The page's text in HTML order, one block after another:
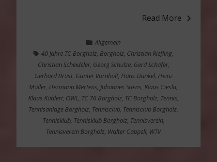
Read More
Allgemein
40 Jahre TC Borgholz, Borgholz, Christian Riefling,
Christian Scheideler, Georg Schulze, Gerd Schäfer,
Gerhard Brast, Günter Vornholt, Hans Dunkel, Heinz
Müller, Hermann Mertens, Johannes Stiens, Klaus Ciesla,
Klaus Kühlert, OWL, TC 76 Borgholz, TC Borgholz, Tennis,
Tennisanlage Borgholz, Tennisclub, Tennisclub Borgholz,
Tennisklub, Tennisklub Borgholz, Tennisverein,
Tennisverein Borgholz, Walter Cappell, WTV